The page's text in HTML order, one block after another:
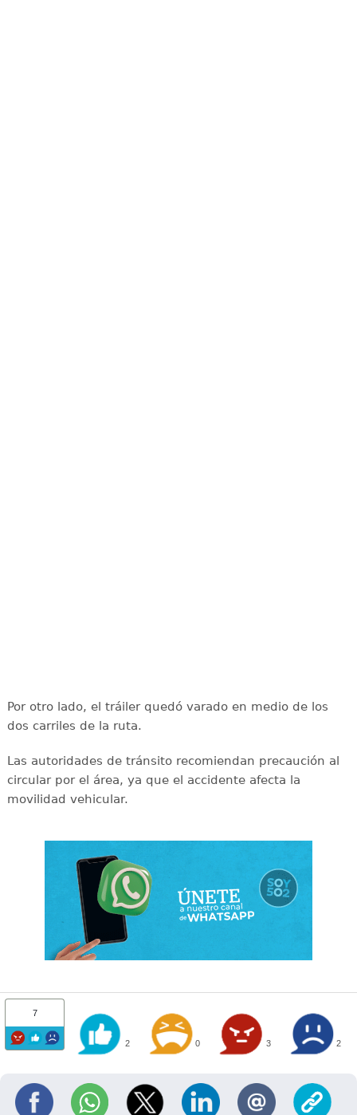
Por otro lado, el tráiler quedó varado en medio de los
dos carriles de la ruta.
Las autoridades de tránsito recomiendan precaución al
circular por el área, ya que el accidente afecta la
movilidad vehicular.
7
2 0 3 2